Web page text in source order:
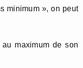
minimum », on peut
maximum de son